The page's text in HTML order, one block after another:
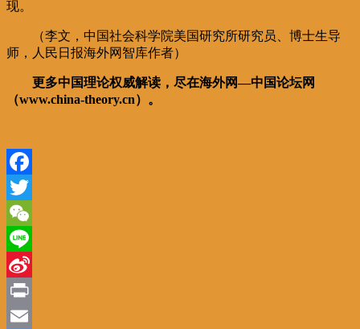
现。
（李文，中国社会科学院美国研究所研究员、博士生导
师，人民日报海外网智库作者）
更多中国理论权威解读，尽在海外网—中国论坛网
（www.china-theory.cn）。
Facebook
Twitter
WeChat
Line
Sina
Weibo
Print